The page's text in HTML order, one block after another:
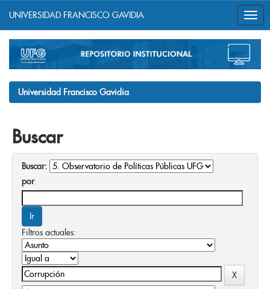
navigation
UNIVERSIDAD FRANCISCO GAVIDIA
Universidad Francisco Gavidia
Buscar
Buscar:
por
Filtros actuales: